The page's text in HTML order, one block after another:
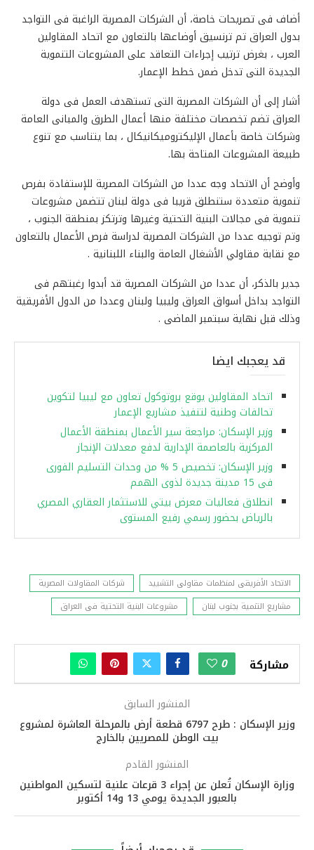
أضاف فى تصريحات خاصة، أن الشركات المصرية الراغبة فى التواجد
بدول العراق تم ترنسيق أوضاعها بالتعاون مع اتحاد المقاولين
العرب ، بغرض ترتيب إجراءات التعاقد على المشروعات التنموية
الجديدة التى تدخل ضمن خطط الإعمار.
أشار إلى أن الشركات المصرية التى تستهدف العمل فى دولة
العراق تضم تخصصات مختلفة منها أعمال الطرق والمبانى العامة
وشركات خاصة بأعمال الإليكتروميكانيكال ، بما يتناسب مع تنوع
طبيعة المشروعات المتاحة بها.
وأوضح أن الاتحاد وجه عددا من الشركات المصرية للإستفادة بفرص
تنموية متعددة ستنطلق قريبا فى دولة لبنان تتضمن مشروعات
تنموية فى مجالات البنية التحتية وغيرها وترتكز بمنطقة الجنوب ،
وتم توجيه عددا من الشركات المصرية لدراسة فرص الأعمال بالتعاون
مع نقابة مقاولي الأشغال العامة والبناء اللبنانية .
جدير بالذكر، أن عددا من الشركات المصرية قد أبدوا رغبتهم فى
التواجد بداخل أسواق العراق وليبيا ولبنان وعددا من الدول الأفريقية
وذلك قبل نهاية سبتمبر الماضى .
قد يعجبك ايضا
اتحاد المقاولين يوقع بروتوكول تعاون مع ليبيا لتكوين
تحالفات وطنية لتنفيذ مشاريع الإعمار
وزير الإسكان: مراجعة سير الأعمال بمنطقة الأعمال
المركزية بالعاصمة الإدارية لدفع معدلات الإنجاز
وزير الإسكان: تخصيص 5 % من وحدات التسليم الفورى
فى 15 مدينة جديدة لذوى الهمم
انطلاق فعاليات معرض بيتي للاستثمار العقاري المصري
بالرياض بحضور رسمي رفيع المستوى
الاتحاد الأفريقى لمنظمات مقاولى التشييد
شركات المقاولات المصرية
مشاريع التنمية بجنوب لبنان
مشروعات البنية التحتية فى العراق
مشاركة 0
المنشور السابق
وزير الإسكان : طرح 6797 قطعة أرض بالمرحلة العاشرة لمشروع
بيت الوطن للمصريين بالخارج
المنشور القادم
وزارة الإسكان تُعلن عن إجراء 3 قرعات علنية لتسكين المواطنين
بالعبور الجديدة يومي 13 و14 أكتوبر